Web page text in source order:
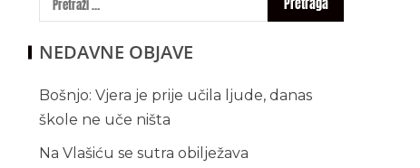
5
magistralnoj cesti
NEDAVNE OBJAVE
Bošnjo: Vjera je prije učila ljude, danas
škole ne uče ništa
Na Vlašiću se sutra obilježava